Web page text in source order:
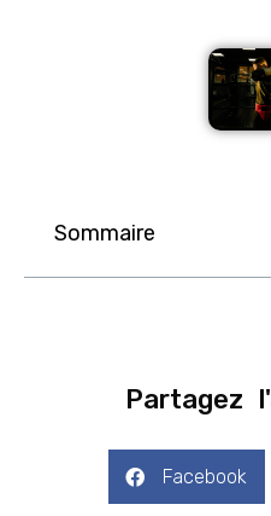
Sommaire
Partagez
Facebook